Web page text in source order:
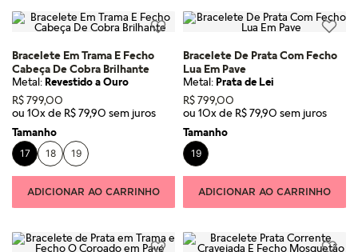
Bracelete Em Trama E Fecho
Cabeça De Cobra Brilhante
Metal:Revestido a Ouro
R$799,00
ou 10x de R$79,90
Tamanho
17 18 19
ADICIONAR AO CARRINHO
Bracelete De Prata Com Fecho
Lua Em Pave
Metal:Prata de Lei
R$799,00
ou 10x de R$79,90
Tamanho
19
ADICIONAR AO CARRINHO